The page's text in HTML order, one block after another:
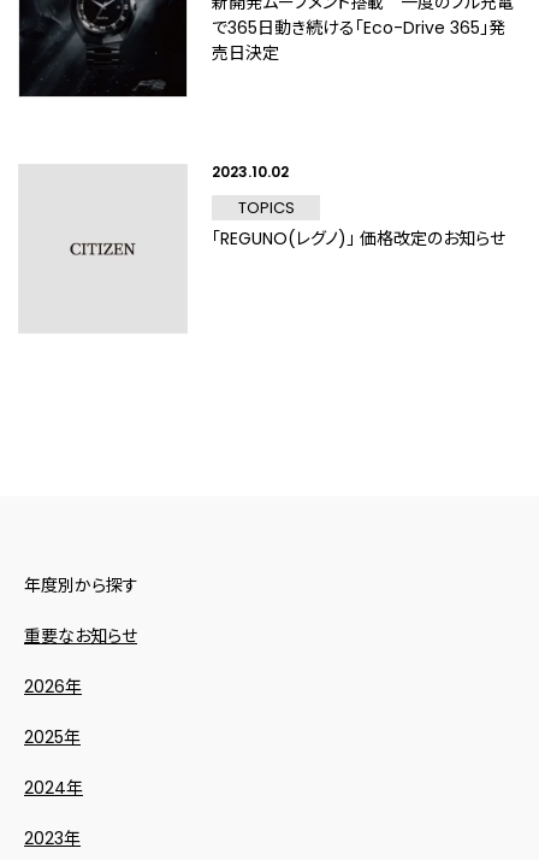
で365日動き続ける「Eco-Drive 365」発
売日決定
2023.10.02
TOPICS
「REGUNO(レグノ)」 価格改定のお知らせ
年度別から探す
重要なお知らせ
2026年
2025年
2024年
2023年